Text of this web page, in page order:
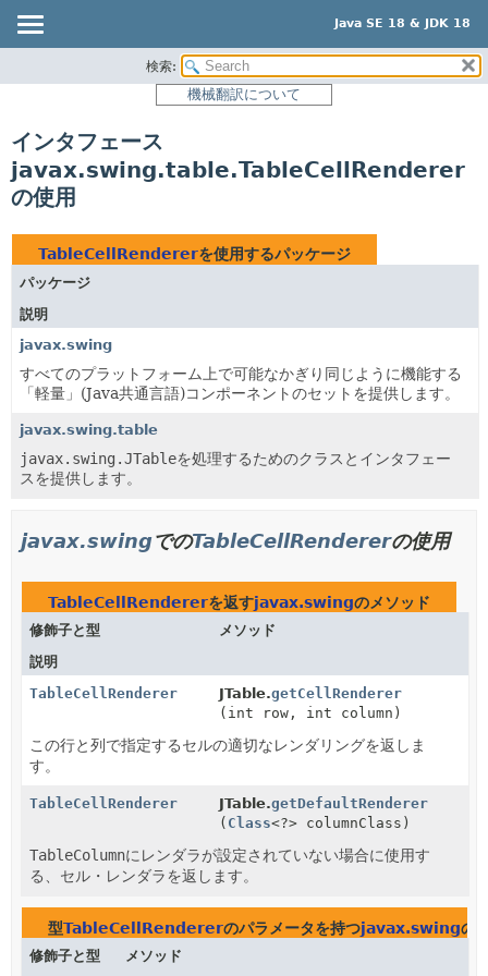
Java SE 18 & JDK 18
パッケージ
クラス
使用
ツリー
新規
非推奨
索引
検索:
機械翻訳について
インタフェース
javax.swing.table.TableCellRenderer
の使用
TableCellRendererを使用するパッケージ
パッケージ
説明
javax.swing
すべてのプラットフォーム上で可能なかぎり同じように機能する
「軽量」(Java共通言語)コンポーネントのセットを提供します。
javax.swing.table
javax.swing.JTableを処理するためのクラスとインタフェー
スを提供します。
javax.swingでのTableCellRendererの使用
TableCellRendererを返すjavax.swingのメソッド
修飾子と型
メソッド
説明
TableCellRenderer
JTable.getCellRenderer
(int row, int column)
この行と列で指定するセルの適切なレンダリングを返しま
す。
TableCellRenderer JTable.getDefaultRenderer
( Class<?> columnClass)
TableColumnにレンダラが設定されていない場合に使用す
る、セル・レンダラを返します。
型TableCellRendererのパラメータを持つjavax.swingの
修飾子と型 メソッド